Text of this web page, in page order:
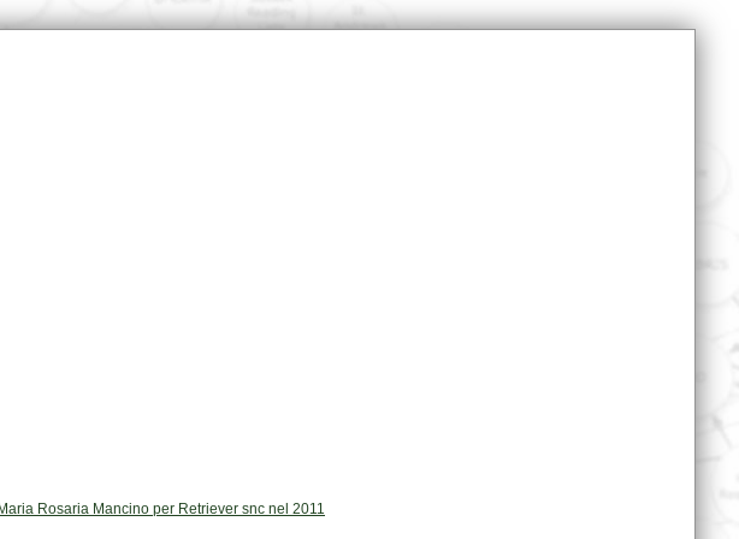
Rosaria Mancino per Retriever snc nel 2011